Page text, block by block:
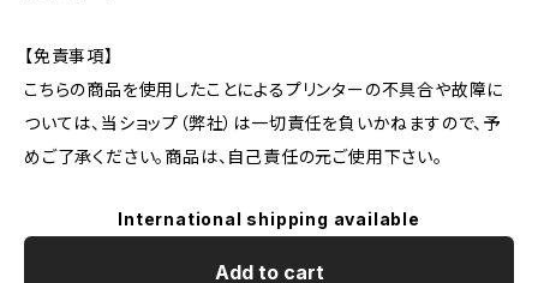
【免責事項】
こちらの商品を使用したことによるプリンターの不具合や故障に
ついては、当ショップ（弊社）は一切責任を負いかねますので、予
めご了承ください。商品は、自己責任の元ご使用下さい。
International shipping available
Add to cart